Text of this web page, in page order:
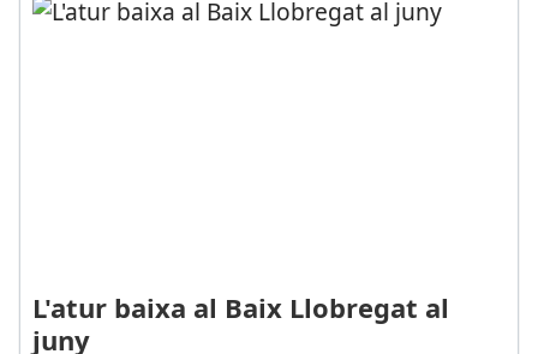
L'atur baixa al Baix Llobregat al
juny